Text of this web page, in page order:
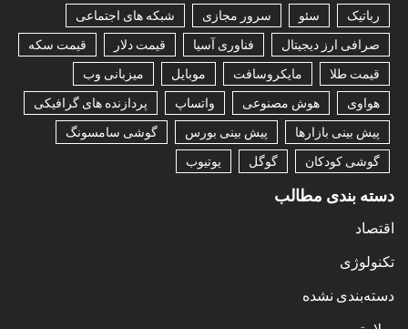
رباتیک
سئو سرور مجازی
شبکه های اجتماعی
صرافی ارز دیجیتال
فناوری آسیا قیمت دلار
قیمت سکه
قیمت طلا
مایکروسافت موبایل
میزبانی وب
هواوی
هوش مصنوعی واتساپ
پردازنده های گرافیکی
پیش بینی بازارها
پیش بینی بورس
گوشی سامسونگ
گوشی کودکان
گوگل یوتیوب
دسته بندی مطالب
اقتصاد
تکنولوژی
دسته‌بندی نشده